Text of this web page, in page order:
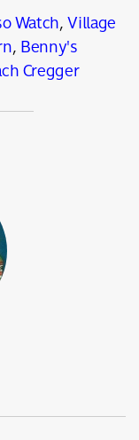
Watch,Village
,Benny's
Cregger